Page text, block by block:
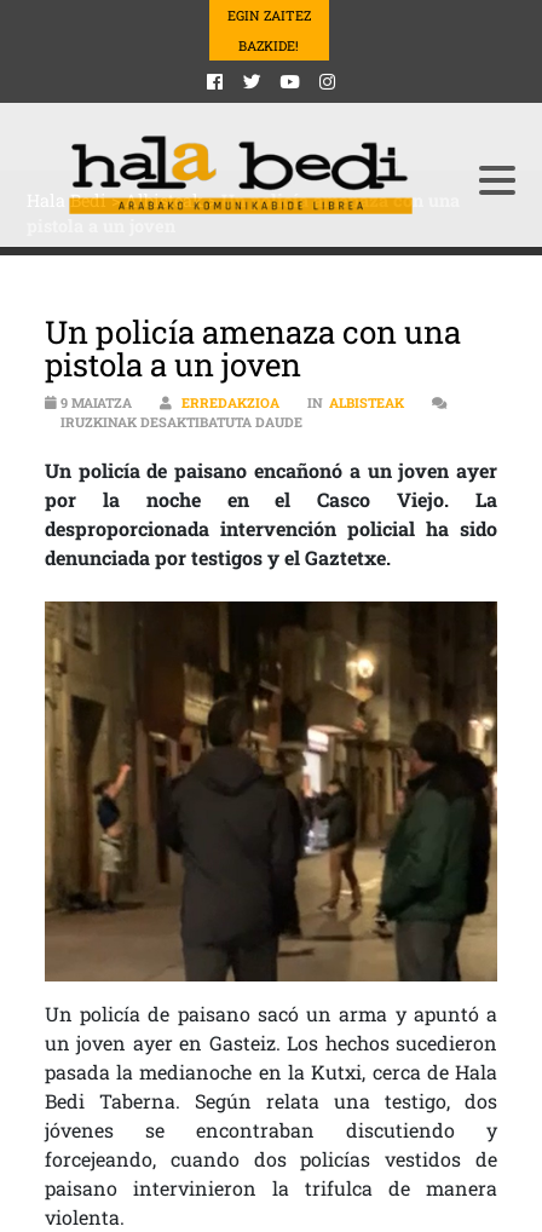
EGIN ZAITEZ
BAZKIDE!
Hala Bedi>Albisteak>Un policía amenaza con una
Un policía amenaza con una
pistola a un joven
9 MAIATZA ERREDAKZIOA IN ALBISTEAK
IRUZKINAK DESAKTIBATUTA DAUDEUN POLICÍA AMENAZA CON UNA
Un policía de paisano encañonó a un joven ayer
por la noche en el Casco Viejo. La
desproporcionada intervención policial ha sido
denunciada por testigos y el Gaztetxe.
Un policía de paisano sacó un arma y apuntó a
un joven ayer en Gasteiz. Los hechos sucedieron
pasada la medianoche en la Kutxi, cerca de Hala
Bedi Taberna. Según relata una testigo, dos
jóvenes se encontraban discutiendo y
forcejeando, cuando dos policías vestidos de
paisano intervinieron la trifulca de manera
violenta.